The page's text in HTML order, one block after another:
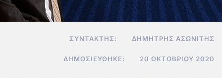
ΣΥΝΤΆΚΤΗΣ: ΔΗΜΉΤΡΗΣ ΑΣΩΝΊΤΗΣ
ΔΗΜΟΣΙΕΎΘΗΚΕ: 20 ΟΚΤΩΒΡΊΟΥ 2020